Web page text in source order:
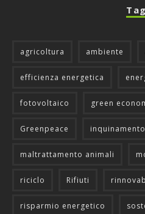
Tag
agricoltura ambiente
efficienza energetica
fotovoltaico green
Greenpeace inquinamento
maltrattamento animali
riciclo Rifiuti
risparmio energetico